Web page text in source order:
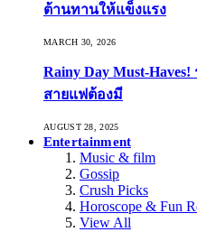
ต้านทานให้แข็งแรง
MARCH 30, 2026
Rainy Day Must-
สายแฟต้องมี
AUGUST 28, 2025
Entertainment
Music & film
Gossip
Crush Picks
Horoscope & Fun
View All